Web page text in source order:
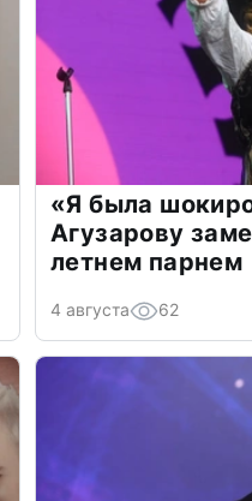
«Я была
Агузарову
летнем парнем
4 августа 62